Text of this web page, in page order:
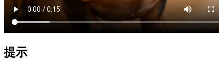
提示